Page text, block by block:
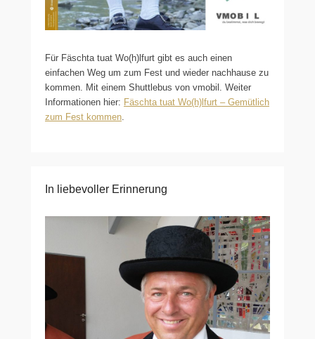
Für Fäschta tuat Wo(h)lfurt gibt es auch einen
einfachen Weg um zum Fest und wieder nachhause zu
kommen. Mit einem Shuttlebus von vmobil. Weiter
Informationen hier: Fäschta tuat Wo(h)lfurt – Gemütlich
zum Fest kommen.
In liebevoller Erinnerung